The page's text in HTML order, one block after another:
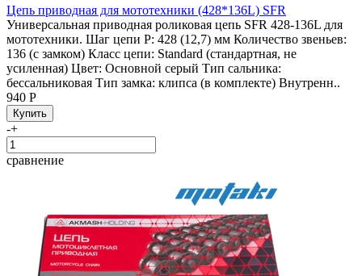
Цепь приводная для мототехники (428*136L) SFR
Универсальная приводная роликовая цепь SFR 428-136L для
мототехники. Шаг цепи P: 428 (12,7) мм Количество звеньев:
136 (с замком) Класс цепи: Standard (стандартная, не
усиленная) Цвет: Основной серый Тип сальника:
бессальниковая Тип замка: клипса (в комплекте) Внутренн..
940 Р
-+
сравнение